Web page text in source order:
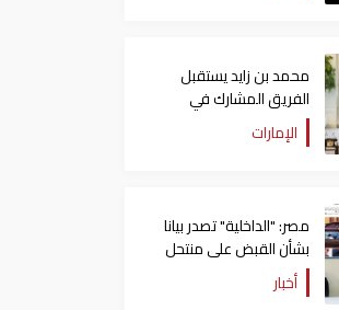
محمد بن زايد يستقبل
الفريق المشارك في
ويتبادل الأحاديث الودية
الإمارات
مصر: "الداخلية" تصدر بيانا
بشأن القبض على منتحل
صفة قاضي للاستيلاء على
المواطنين
أخبار